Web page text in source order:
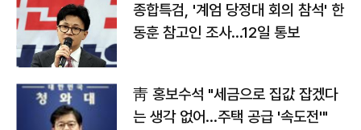
종합특검, '계엄 당정대 회의 참석' 한
동훈 참고인 조사...12일 통보
靑 홍보수석 "세금으로 집값 잡겠다
는 생각 없어…주택 공급 '속도전'"